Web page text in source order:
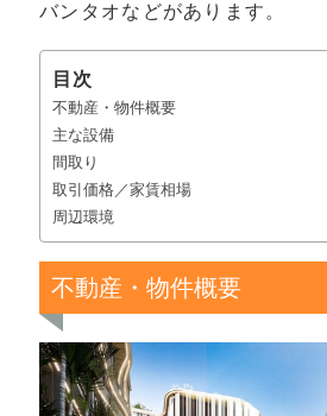
バンタオなどがあります。
目次
不動産・物件概要
主な設備
間取り
取引価格／家賃相場
周辺環境
不動産・物件概要